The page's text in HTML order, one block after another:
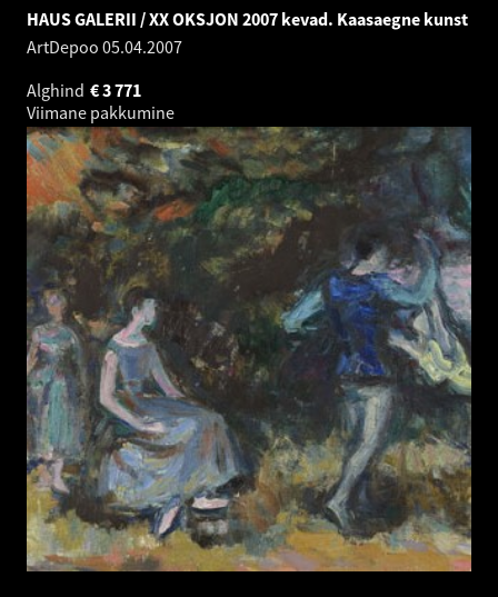
HAUS GALERII / XX OKSJON 2007 kevad. Kaasaegne kunst
ArtDepoo 05.04.2007
Alghind
3 771
€
Viimane pakkumine